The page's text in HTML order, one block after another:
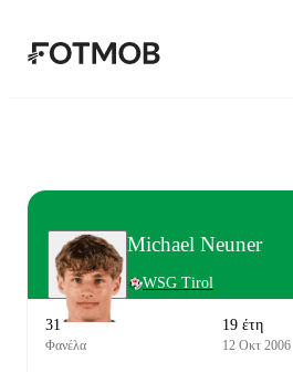
Michael Neuner
WSG Tirol
31
Φανέλα
19 έτη
12 Οκτ 2006